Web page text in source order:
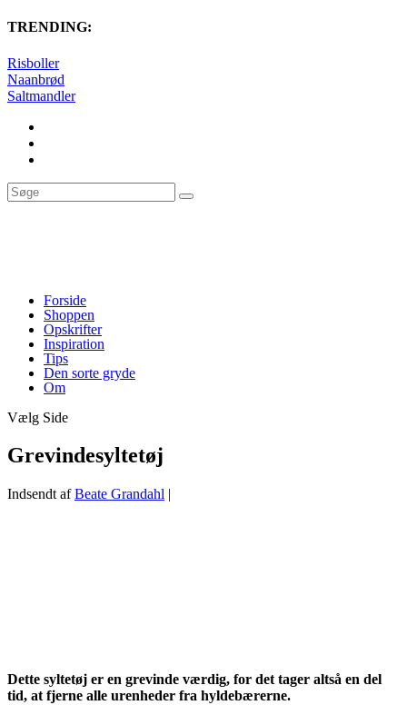
TRENDING:
Risboller
Naanbrød
Saltmandler
Forside
Shoppen
Opskrifter
Inspiration
Tips
Den sorte gryde
Om
Vælg Side
Grevindesyltetøj
Indsendt afBeate Grandahl |
Dette syltetøj er en grevinde værdig, for det tager altså en del
tid, at fjerne alle urenheder fra hyldebærerne.